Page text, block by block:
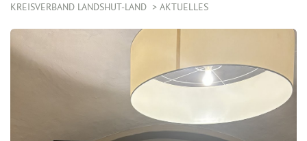
KREISVERBAND LANDSHUT-LAND AKTUELLES